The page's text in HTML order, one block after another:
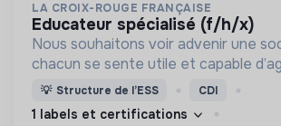
LA CROIX-ROUGE FRANÇAISE
educateur spécialisé (f/h/x)
Nous souhaitons voir advenir une
chacun se sente utile et capable
nous proposons des moyens et des
d’engagement innovants et adaptés
💡 Structure de l’ESS CDI
1 labels et certifications